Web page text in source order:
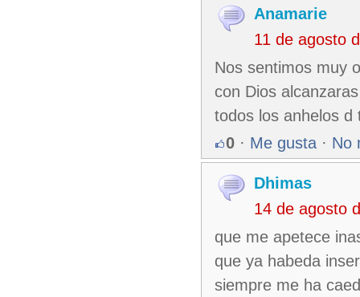
Anamarie
11 de agosto
Nos sentimos muy
con Dios alcanzaras
todos los anhelos d
0 · Me gusta · No
Dhimas
14 de agosto
que me apetece
que ya habeda
siempre me ha